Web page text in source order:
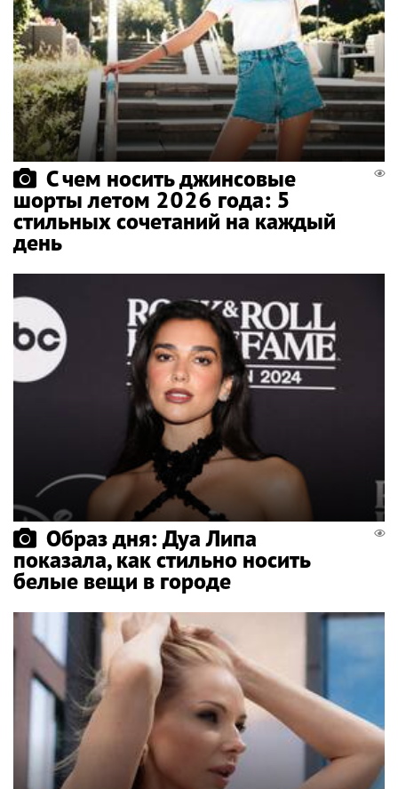
С чем носить джинсовые
шорты летом 2026 года: 5
стильных сочетаний на каждый
день
Образ дня: Дуа Липа
показала, как стильно носить
белые вещи в городе